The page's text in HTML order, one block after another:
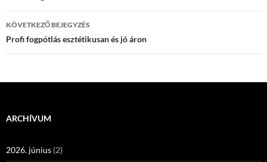
KÖVETKEZŐ BEJEGYZÉS
Profi fogpótlás esztétikusan és jó áron
ARCHÍVUM
2026. június (2)